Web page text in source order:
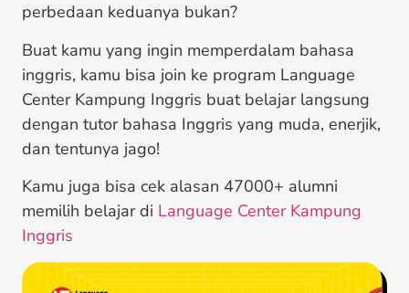
perbedaan keduanya bukan?
Buat kamu yang ingin memperdalam bahasa
inggris, kamu bisa join ke program Language
Center Kampung Inggris buat belajar langsung
dengan tutor bahasa Inggris yang muda, enerjik,
dan tentunya jago!
Kamu juga bisa cek alasan 47000+ alumni
memilih belajar di Language Center Kampung
Inggris